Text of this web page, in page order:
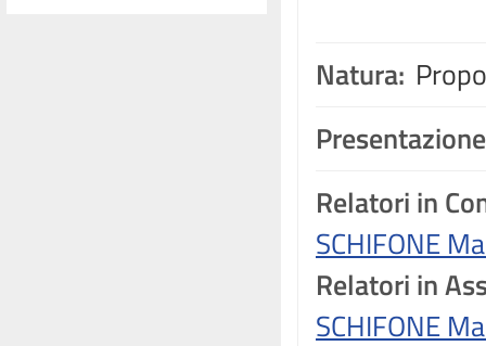
Natura:
Relatori in
SCHIFONE
Relatori in
SCHIFONE